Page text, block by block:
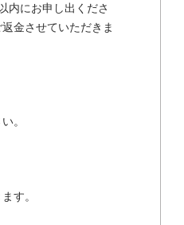
内にお申し出くださ
金させていただきま
。
す。